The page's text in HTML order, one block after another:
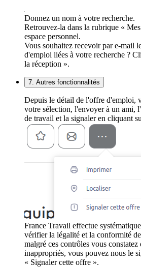
Donnez un nom à votre recherche.
Retrouvez-la dans la rubrique «
espace personnel.
Vous souhaitez recevoir par e-mail
d'emploi liées à votre recherche ?
la réception ».
7. Autres fonctionnalités
Depuis le détail de l'offre d'emploi,
votre sélection, l'envoyer à un ami,
de travail et la signaler en cliquant
France Travail effectue
vérifier la légalité et la conformité
malgré ces contrôles vous constatez
inappropriés, vous pouvez nous le
« Signaler cette offre ».